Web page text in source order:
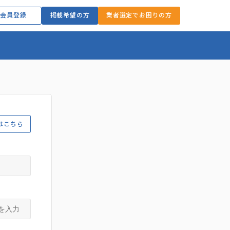
会員登録 掲載希望の方 業者選定でお困りの方
こちら